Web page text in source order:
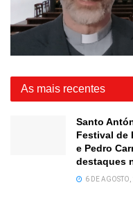
As mais recentes
Santo
Festival de
e Pedro
destaques
6 DE